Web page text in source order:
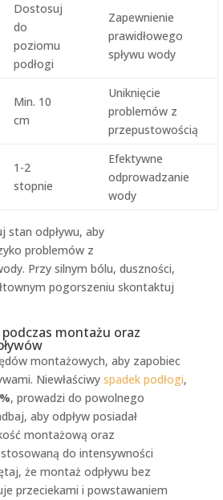
Dostosuj
do
poziomu
podłogi
Zapewnienie
prawidłowego
spływu wody
Min. 10
cm
Uniknięcie
problemów z
przepustowością
1-2
stopnie
Efektywne
odprowadzanie
wody
stan odpływu, aby
problemów z
Przy silnym bólu, duszności,
pogorszeniu skontaktuj
podczas montażu oraz
montażowych, aby zapobiec
Niewłaściwy spadek podłogi,
, prowadzi do powolnego
aby odpływ posiadał
montażową oraz
do intensywności
że montaż odpływu bez
przeciekami i powstawaniem